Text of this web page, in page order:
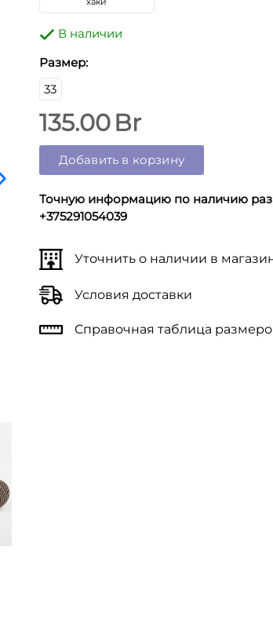
В наличии
Размер:
33
135.00 Br
Добавить в корзину
Точную информацию по наличию
+375291054039
Уточнить о наличии в
Условия доставки
Справочная таблица